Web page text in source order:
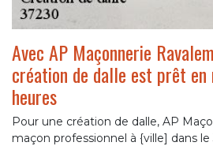
Avec AP Maçonnerie
création de dalle est prêt en
heures
Pour une création de dalle, AP
maçon professionnel à {ville] dans